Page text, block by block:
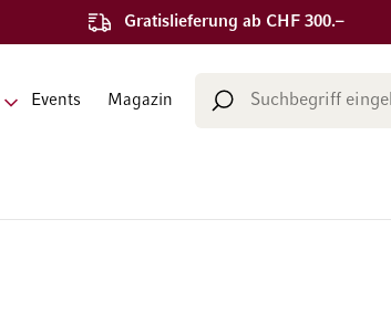
Gratislieferung ab CHF 300.–
Events Magazin
Suche